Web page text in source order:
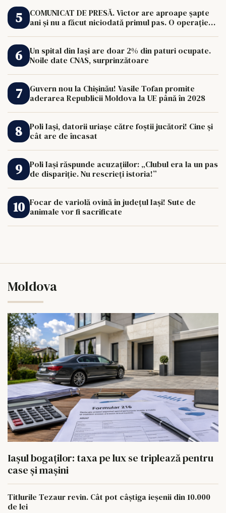
COMUNICAT DE PRESĂ. Victor are aproape șapte
ani și nu a făcut niciodată primul pas. O operație
Un spital din Iași are doar 2% din paturi ocupate.
Noile date CNAS, surprinzătoare
Guvern nou la Chișinău! Vasile Tofan promite
aderarea Republicii Moldova la UE până în 2028
Poli Iași, datorii uriașe către foștii jucători! Cine și
cât are de încasat
Poli Iași răspunde acuzațiilor: „Clubul era la un pas
de dispariție. Nu rescrieți istoria!”
Focar de variolă ovină în județul Iași! Sute de
animale vor fi sacrificate
Moldova
Iașul bogaților: taxa pe lux se triplează pentru
case și mașini
Titlurile Tezaur revin. Cât pot câștiga ieșenii din 10.000
de lei